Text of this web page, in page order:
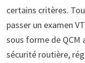
certains critères.
passer un examen
sous forme de QCM
sécurité routière,